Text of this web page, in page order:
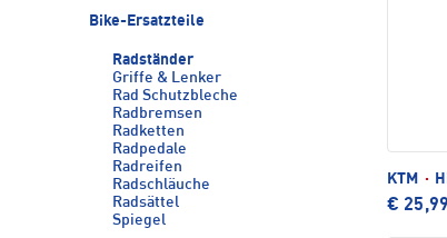
Bike-Ersatzteile
Radständer
Griffe & Lenker
Rad Schutzbleche
Radbremsen
Radketten
Radpedale
Radreifen
Radschläuche
Radsättel
Spiegel
KTM ·
€ 25,99